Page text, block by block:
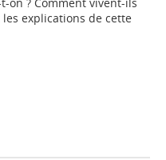
explications de cette